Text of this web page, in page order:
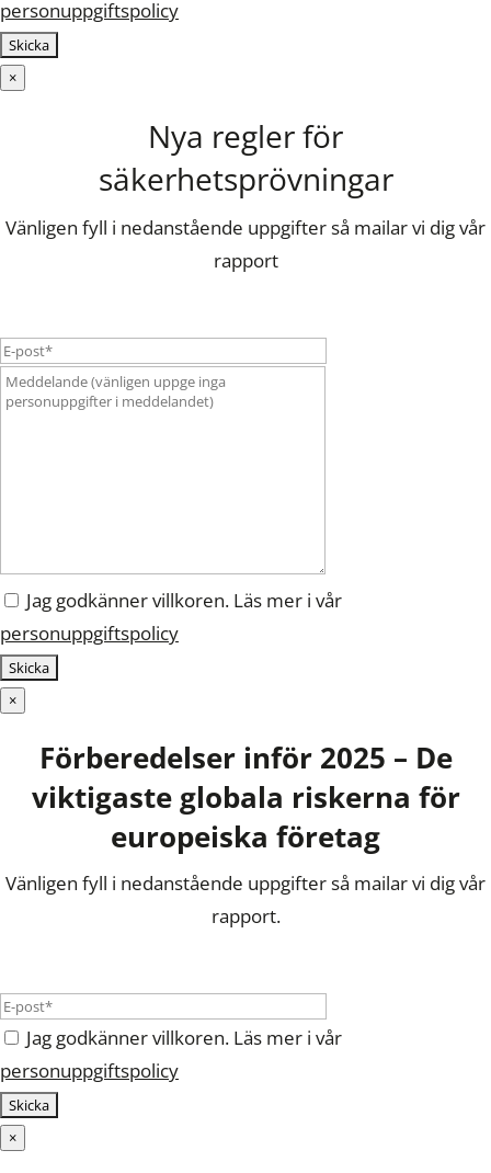
personuppgiftspolicy
×
Nya regler för
säkerhetsprövningar
Vänligen fyll i nedanstående uppgifter så mailar vi dig vår
rapport
Jag godkänner villkoren. Läs mer i vår
personuppgiftspolicy
×
Förberedelser inför 2025 – De
viktigaste globala riskerna för
europeiska företag
Vänligen fyll i nedanstående uppgifter så mailar vi dig vår
rapport.
Jag godkänner villkoren. Läs mer i vår
personuppgiftspolicy
×